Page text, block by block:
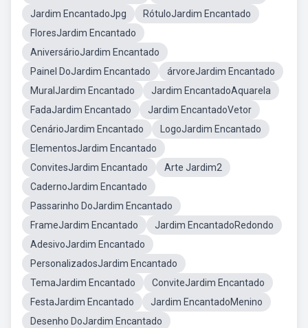
Jardim EncantadoJpg
RótuloJardim Encantado
FloresJardim Encantado
AniversárioJardim Encantado
Painel DoJardim Encantado
árvoreJardim Encantado
MuralJardim Encantado
Jardim EncantadoAquarela
FadaJardim Encantado
Jardim EncantadoVetor
CenárioJardim Encantado
LogoJardim Encantado
ElementosJardim Encantado
ConvitesJardim Encantado
Arte Jardim2
CadernoJardim Encantado
Passarinho DoJardim Encantado
FrameJardim Encantado
Jardim EncantadoRedondo
AdesivoJardim Encantado
PersonalizadosJardim Encantado
TemaJardim Encantado
ConviteJardim Encantado
FestaJardim Encantado
Jardim EncantadoMenino
Desenho DoJardim Encantado